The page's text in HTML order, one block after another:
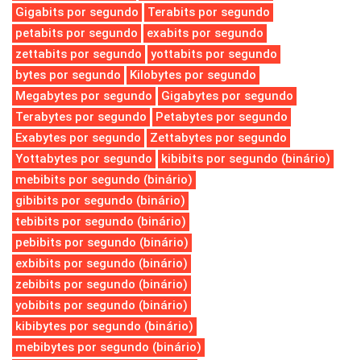
Gigabits por segundo
Terabits por segundo
petabits por segundo
exabits por segundo
zettabits por segundo
yottabits por segundo
bytes por segundo
Kilobytes por segundo
Megabytes por segundo
Gigabytes por segundo
Terabytes por segundo
Petabytes por segundo
Exabytes por segundo
Zettabytes por segundo
Yottabytes por segundo
kibibits por segundo (binário)
mebibits por segundo (binário)
gibibits por segundo (binário)
tebibits por segundo (binário)
pebibits por segundo (binário)
exbibits por segundo (binário)
zebibits por segundo (binário)
yobibits por segundo (binário)
kibibytes por segundo (binário)
mebibytes por segundo (binário)